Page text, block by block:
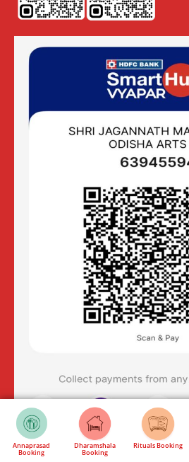
Annaprasad
Booking
Dharamshala
Booking
Rituals Booking